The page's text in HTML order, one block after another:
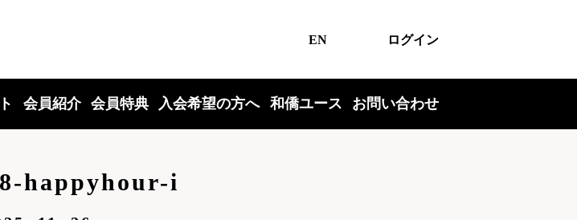
EN ログイン
会員紹介 会員特典 入会希望の方へ 和僑ユース お問い合わせ
happyhour-i